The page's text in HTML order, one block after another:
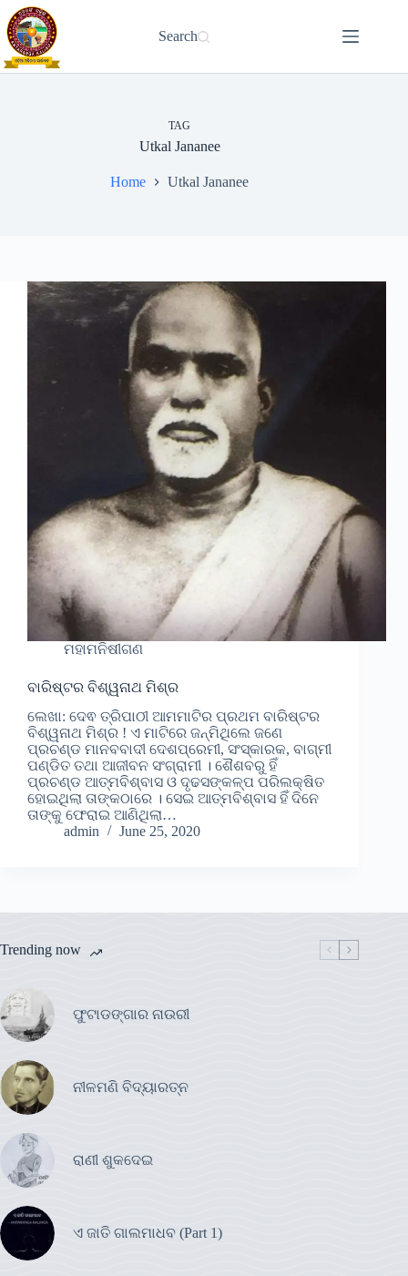
Skip
to
content
Search
TAG
Utkal Jananee
Home Utkal Jananee
ମହାମନିଷୀଗଣ
ବାରିଷ୍ଟର ବିଶ୍ୱନାଥ ମିଶ୍ର
ଲେଖା: ଦେଵ ତ୍ରିପାଠୀ ଆମମାଟିର ପ୍ରଥମ ବାରିଷ୍ଟର
ବିଶ୍ୱନାଥ ମିଶ୍ର ! ଏ ମାଟିରେ ଜନ୍ମିଥିଲେ ଜଣେ
ପ୍ରଚଣ୍ଡ ମାନବବାଦୀ ଦେଶପ୍ରେମୀ, ସଂସ୍କାରକ, ବାଗ୍ମୀ
ପଣ୍ଡିତ ତଥା ଆଜୀବନ ସଂଗ୍ରାମୀ । ଶୈଶବରୁ ହିଁ
ପ୍ରଚଣ୍ଡ ଆତ୍ମବିଶ୍ବାସ ଓ ଦୃଢସଙ୍କଳ୍ପ ପରିଲକ୍ଷିତ
ହୋଇଥିଲା ତାଙ୍କଠାରେ । ସେଇ ଆତ୍ମବିଶ୍ବାସ ହିଁ ଦିନେ
ତାଙ୍କୁ ଫେରାଇ ଆଣିଥିଲା…
admin
June 25, 2020
Trending now
ଫୁଟାଡଙ୍ଗାର ନାଉରୀ
ନୀଳମଣି ବିଦ୍ୟାରତ୍ନ
ରାଣୀ ଶୁକଦେଇ
ଏ ଜାତି ଗାଲମାଧବ (Part 1)